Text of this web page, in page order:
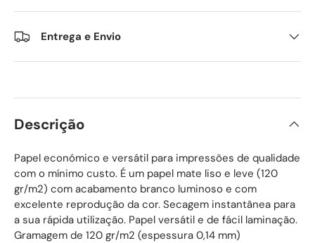
Entrega e Envio
Descrição
Papel económico e versátil para impressões de qualidade
com o mínimo custo. É um papel mate liso e leve (120
gr/m2) com acabamento branco luminoso e com
excelente reprodução da cor. Secagem instantânea para
a sua rápida utilização. Papel versátil e de fácil laminação.
Gramagem de 120 gr/m2 (espessura 0,14 mm)